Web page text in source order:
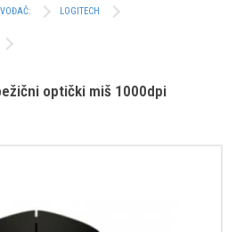
LOGITECH
optički miš 1000dpi